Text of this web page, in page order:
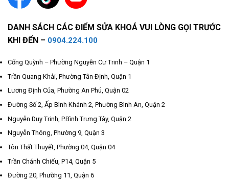
DANH SÁCH CÁC ĐIỂM SỬA KHOÁ VUI LÒNG GỌI TRƯỚC
KHI ĐẾN – 0904.224.100
Cống Quỳnh – Phường Nguyễn Cư Trinh – Quận 1
Trần Quang Khải, Phường Tân Định, Quận 1
Lương Định Của, Phường An Phú, Quận 02
Đường Số 2, Ấp Bình Khánh 2, Phường Bình An, Quận 2
Nguyễn Duy Trinh, P.Bình Trưng Tây, Quận 2
Nguyễn Thông, Phường 9, Quận 3
Tôn Thất Thuyết, Phường 04, Quận 04
Trần Chánh Chiếu, P14, Quận 5
Đường 20, Phường 11, Quận 6